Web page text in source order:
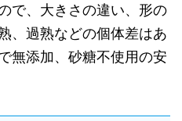
で、大きさの違い、形の
、過熟などの個体差はあ
無添加、砂糖不使用の安